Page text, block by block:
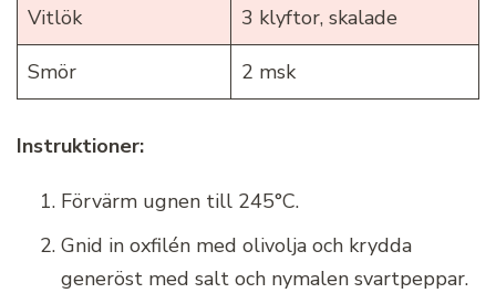
Vitlök 3 klyftor, skalade
Smör 2 msk
Instruktioner:
Förvärm ugnen till 245°C.
Gnid in oxfilén med olivolja och krydda
generöst med salt och nymalen svartpeppar.